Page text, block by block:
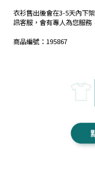
衣衫售出後會在3-5天內下
訊客服，會有專人為您服
商品編號：195867